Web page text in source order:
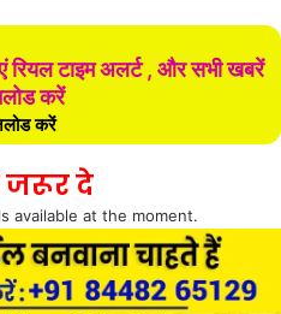
रियल टाइम अलर्ट , और सभी खबरें
करें
करें
जरूर दे
available at the moment.